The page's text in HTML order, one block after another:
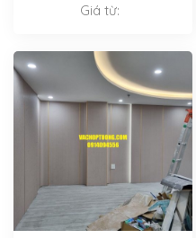
Giá từ: